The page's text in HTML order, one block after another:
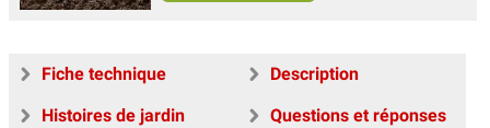
Fiche technique
Description
Histoires de jardin
Questions et réponses